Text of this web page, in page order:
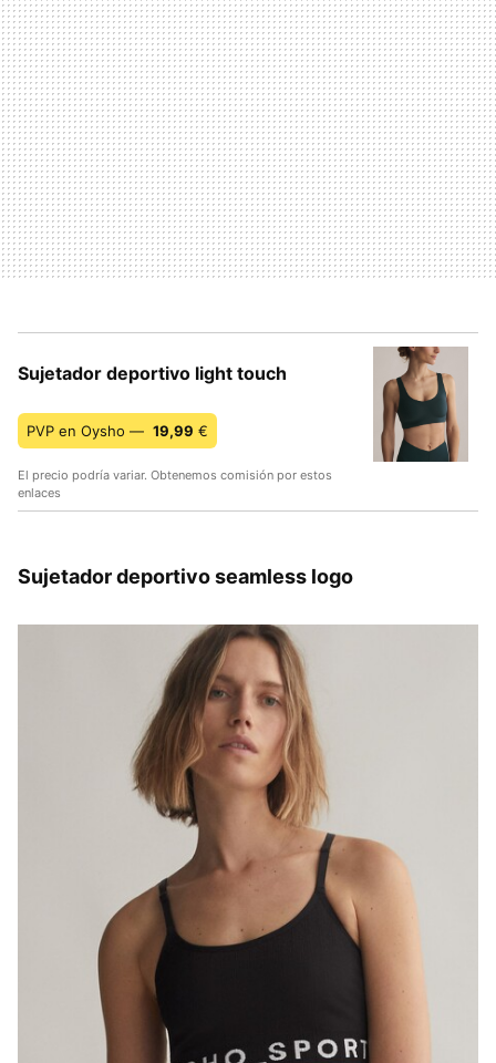
Sujetador deportivo light touch
PVP en Oysho — 19,99 €
El precio podría variar. Obtenemos comisión por estos
enlaces
Sujetador deportivo seamless logo